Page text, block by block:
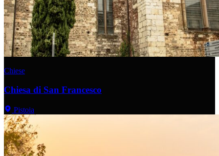
Chiese
Chiesa di San Francesco
Pistoia